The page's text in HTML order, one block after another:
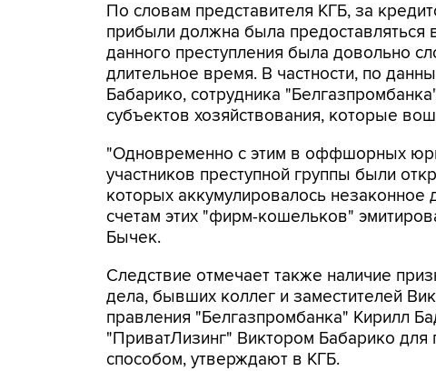
По словам представителя КГБ, за
прибыли должна была предоставляться
данного преступления была довольно
длительное время. В частности, по
Бабарико, сотрудника
субъектов хозяйствования, которые
"Одновременно с этим в оффшорных
участников преступной группы были
которых аккумулировалось
счетам этих "фирм-кошельков"
Бычек.
Следствие отмечает также наличие
дела, бывших коллег и заместителей
правления "Белгазпромбанка" Кирилл
"ПриватЛизинг" Виктором Бабарико
способом, утверждают в КГБ.